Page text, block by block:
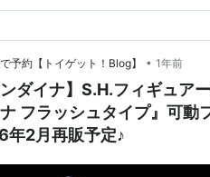
のキッズルームでビデオ…
予約【トイゲット！Blog】 • 1年前
ンダイナ】S.H.フィギュア
フラッシュタイプ』可動
年2月再販予定♪